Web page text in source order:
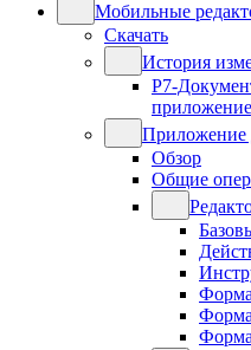
Мобильные
Скачать
История
Р7-
Приложение
Обзор
Общие